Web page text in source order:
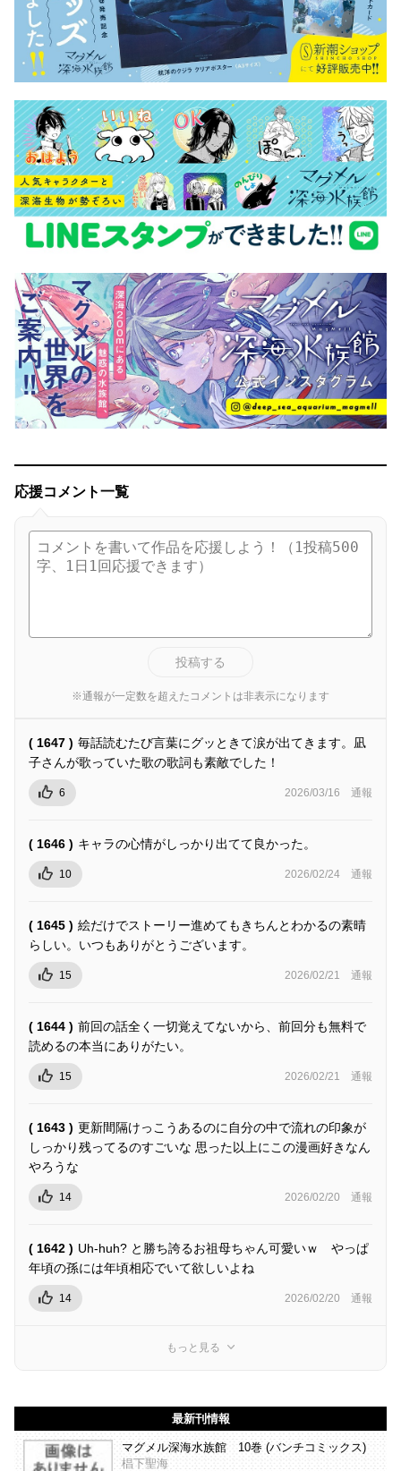
応援コメント一覧
投稿する
※通報が一定数を超えたコメントは非表示になります
( 1647 ) 毎話読むたび言葉にグッときて涙が出てきます。凪
子さんが歌っていた歌の歌詞も素敵でした！
6 2026/03/16 通報
( 1646 ) キャラの心情がしっかり出てて良かった。
10 2026/02/24 通報
( 1645 ) 絵だけでストーリー進めてもきちんとわかるの素晴
らしい。いつもありがとうございます。
15 2026/02/21 通報
( 1644 ) 前回の話全く一切覚えてないから、前回分も無料で
読めるの本当にありがたい。
15 2026/02/21 通報
( 1643 ) 更新間隔けっこうあるのに自分の中で流れの印象が
しっかり残ってるのすごいな 思った以上にこの漫画好きなん
やろうな
14 2026/02/20 通報
( 1642 ) Uh-huh? と勝ち誇るお祖母ちゃん可愛いｗ やっぱ
年頃の孫には年頃相応でいて欲しいよね
14 2026/02/20 通報
もっと見る
最新刊情報
マグメル深海水族館 10巻 (バンチコミックス)
椙下聖海